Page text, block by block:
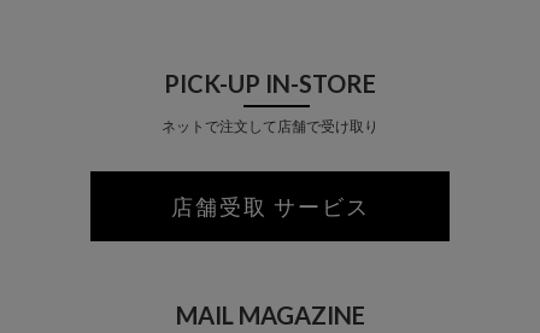
PICK-UP IN-STORE
ネットで注文して店舗で受け取り
店舗受取 サービス
MAIL MAGAZINE